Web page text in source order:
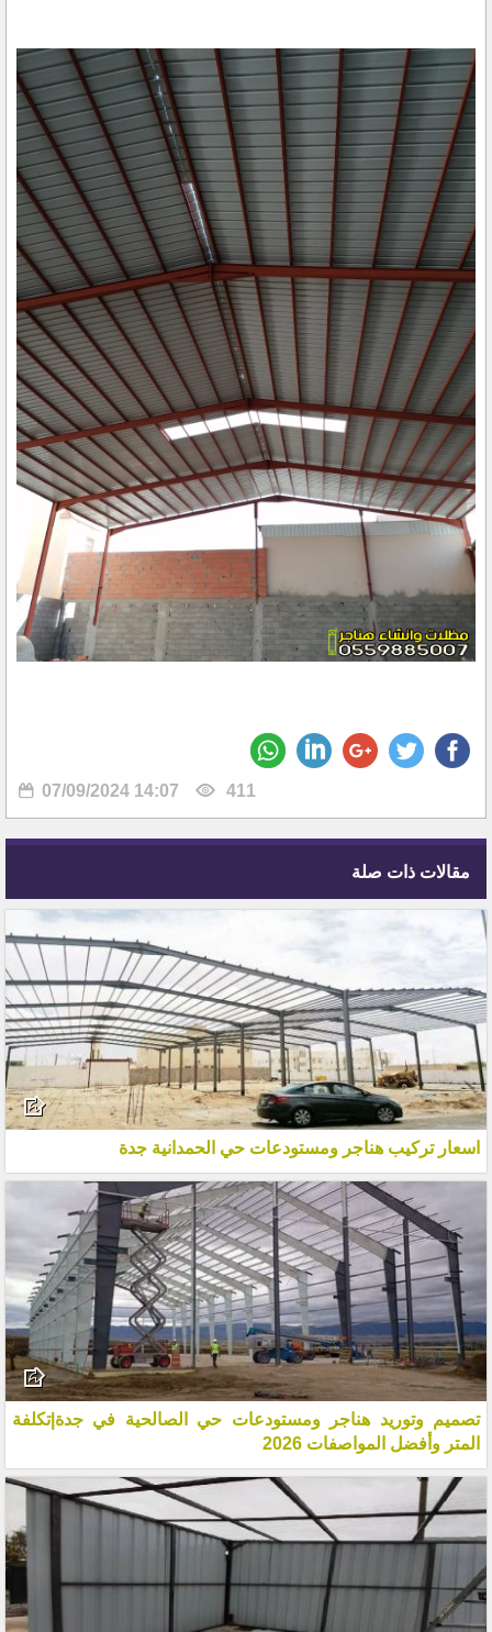
07/09/2024 14:07 411
مقالات ذات صلة
اسعار تركيب هناجر ومستودعات حي الحمدانية جدة
تصميم وتوريد هناجر ومستودعات حي الصالحية في جدة|تكلفة
المتر وأفضل المواصفات 2026